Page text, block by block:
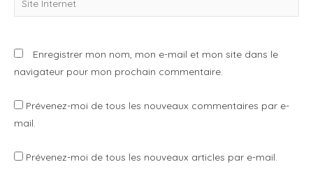
Internet
Enregistrer mon nom, mon e-mail et mon site dans le
navigateur pour mon prochain commentaire.
Prévenez-moi de tous les nouveaux commentaires par e-
mail.
Prévenez-moi de tous les nouveaux articles par e-mail.